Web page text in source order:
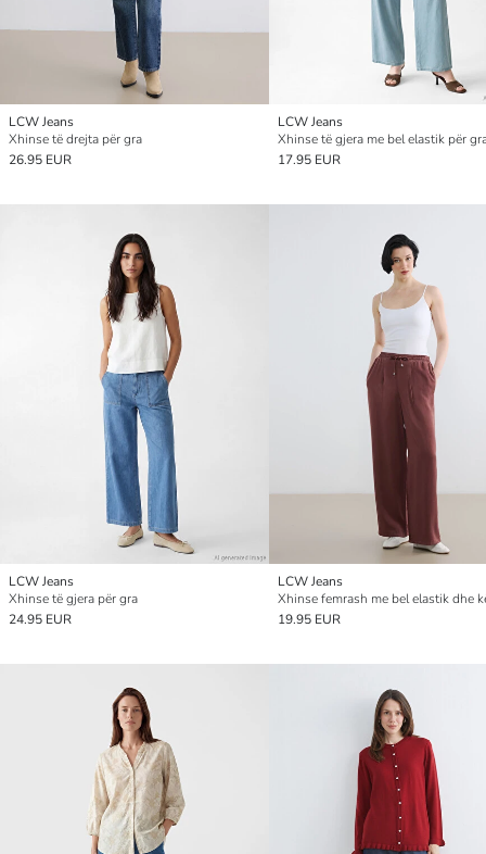
LCW Jeans
Xhinse të drejta për gra
26.95 EUR
LCW Jeans
Xhinse të gjera me bel elastik për
17.95 EUR
LCW Jeans
Xhinse të gjera për gra
24.95 EUR
LCW Jeans
19.95 EUR